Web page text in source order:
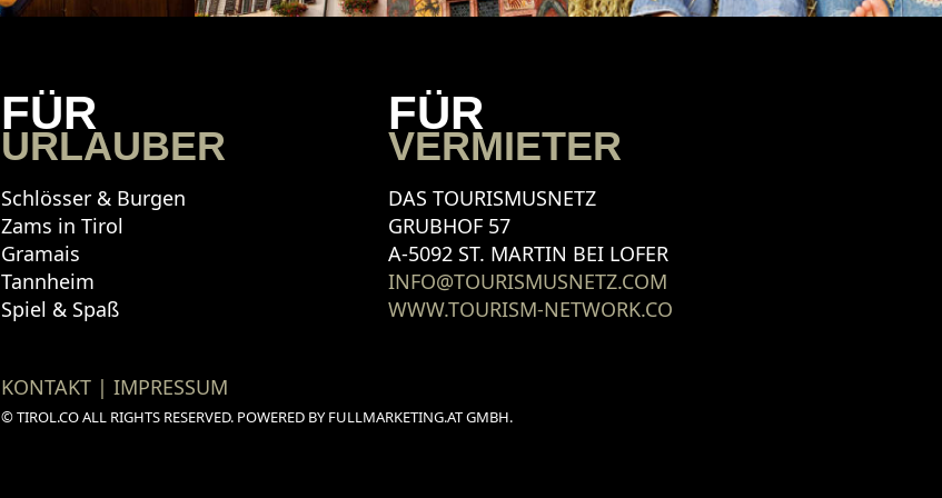
FÜR
URLAUBER
Schlösser & Burgen
Zams in Tirol
Gramais
Tannheim
Spiel & Spaß
FÜR
VERMIETER
DAS TOURISMUSNETZ
GRUBHOF 57
A-5092 ST. MARTIN BEI LOFER
INFO@TOURISMUSNETZ.COM
WWW.TOURISM-NETWORK.CO
KONTAKT | IMPRESSUM
© TIROL.CO ALL RIGHTS RESERVED. POWERED BY FULLMARKETING.AT GMBH.